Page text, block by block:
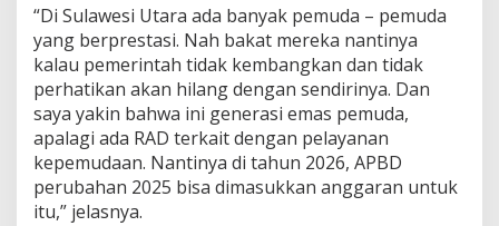
a
d
r
“Di Sulawesi Utara ada banyak pemuda – pemuda
yang berprestasi. Nah bakat mereka nantinya
kalau pemerintah tidak kembangkan dan tidak
perhatikan akan hilang dengan sendirinya. Dan
saya yakin bahwa ini generasi emas pemuda,
apalagi ada RAD terkait dengan pelayanan
kepemudaan. Nantinya di tahun 2026, APBD
perubahan 2025 bisa dimasukkan anggaran untuk
itu,” jelasnya.